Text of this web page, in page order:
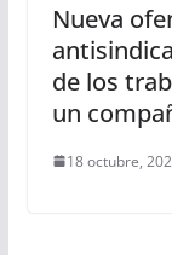
Nueva
de los
un
18 octubre,